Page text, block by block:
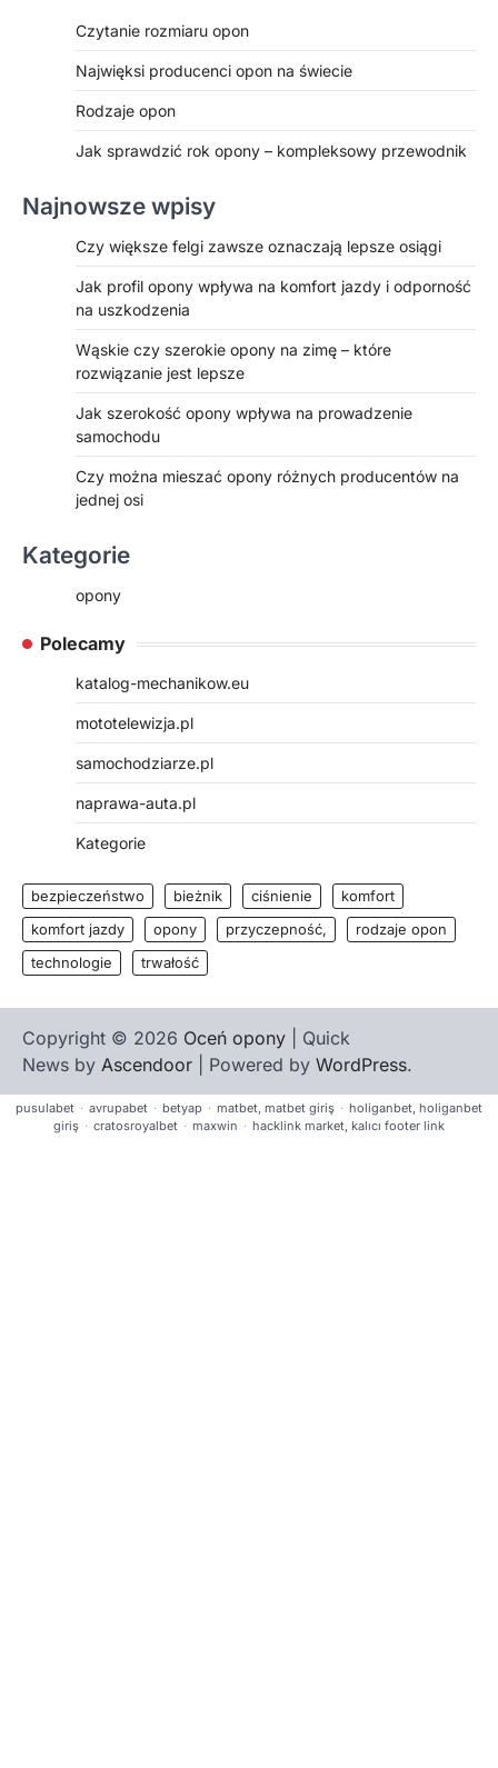
Czytanie rozmiaru opon
Najwięksi producenci opon na świecie
Rodzaje opon
Jak sprawdzić rok opony – kompleksowy przewodnik
Najnowsze wpisy
Czy większe felgi zawsze oznaczają lepsze osiągi
Jak profil opony wpływa na komfort jazdy i odporność
na uszkodzenia
Wąskie czy szerokie opony na zimę – które
rozwiązanie jest lepsze
Jak szerokość opony wpływa na prowadzenie
samochodu
Czy można mieszać opony różnych producentów na
jednej osi
Kategorie
opony
Polecamy
katalog-mechanikow.eu
mototelewizja.pl
samochodziarze.pl
naprawa-auta.pl
Kategorie
bezpieczeństwo bieżnik ciśnienie
komfort
komfort jazdy
opony przyczepność,
rodzaje opon
technologie
trwałość
Copyright © 2026 Oceń opony | Quick
News by Ascendoor | Powered by WordPress.
pusulabet · avrupabet · betyap · matbet, matbet giriş · holiganbet, holiganbet
giriş · cratosroyalbet · maxwin · hacklink market, kalıcı footer link